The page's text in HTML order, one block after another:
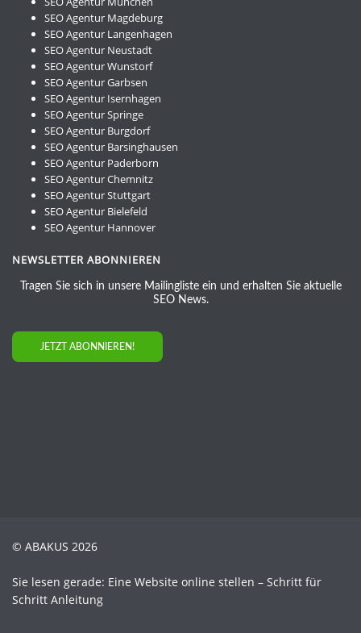
SEO Agentur Magdeburg
SEO Agentur Langenhagen
SEO Agentur Neustadt
SEO Agentur Wunstorf
SEO Agentur Garbsen
SEO Agentur Isernhagen
SEO Agentur Springe
SEO Agentur Burgdorf
SEO Agentur Barsinghausen
SEO Agentur Paderborn
SEO Agentur Chemnitz
SEO Agentur Stuttgart
SEO Agentur Bielefeld
SEO Agentur Hannover
NEWSLETTER ABONNIEREN
Tragen Sie sich in unsere Mailingliste ein und erhalten Sie aktuelle
SEO News.
JETZT ABONNIEREN!
© ABAKUS 2026
Sie lesen gerade: Eine Website online stellen – Schritt für
Schritt Anleitung